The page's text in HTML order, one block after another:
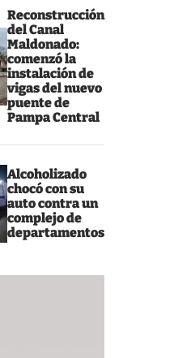
Reconstrucción
del Canal
Maldonado:
comenzó la
instalación de
vigas del nuevo
puente de
Pampa Central
Alcoholizado
chocó con su
auto contra un
complejo de
departamentos